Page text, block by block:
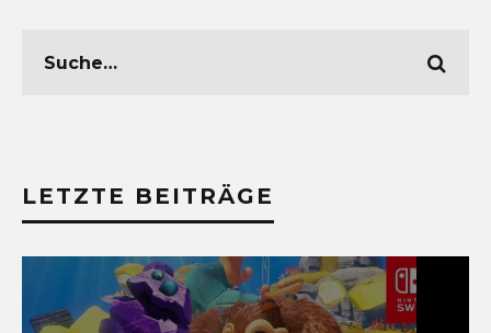
LETZTE BEITRÄGE